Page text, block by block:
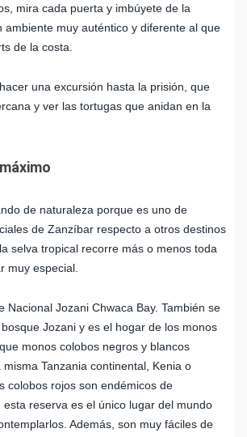
mira cada puerta y imbúyete de la
ambiente muy auténtico y diferente al que
de la costa.
una excursión hasta la prisión, que
y ver las tortugas que anidan en la
máximo
de naturaleza porque es uno de
de Zanzíbar respecto a otros destinos
selva tropical recorre más o menos toda
muy especial.
Nacional Jozani Chwaca Bay. También se
Jozani y es el hogar de los monos
monos colobos negros y blancos
Tanzania continental, Kenia o
colobos rojos son endémicos de
esta reserva es el único lugar del mundo
Además, son muy fáciles de